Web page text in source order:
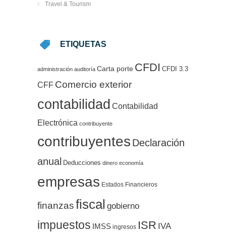
Travel & Tourism
ETIQUETAS
administración auditoría Carta porte CFDI CFDI 3.3
CFF Comercio exterior
contabilidad Contabilidad
Electrónica contribuyente
contribuyentes Declaración
anual Deducciones dinero economía
empresas Estados Financieros
finanzasfiscal gobierno
impuestos IMSS ingresos ISR IVA